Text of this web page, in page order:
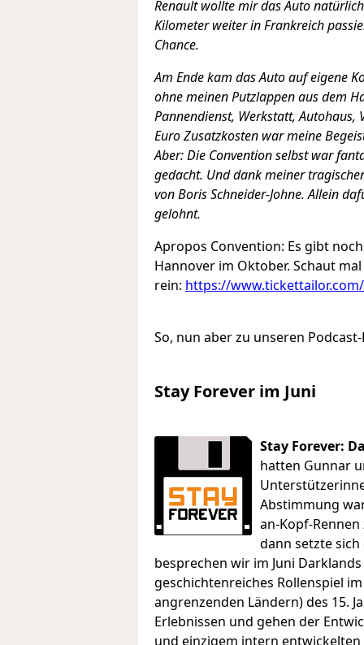
Renault wollte mir das Auto
Kilometer weiter in Frankreich
Chance.
Am Ende kam das Auto auf eigene
ohne meinen Putzlappen aus dem
Pannendienst, Werkstatt,
Euro Zusatzkosten war meine
Aber: Die Convention selbst war
gedacht. Und dank meiner
von Boris Schneider-Johne. Allein
gelohnt.
Apropos Convention: Es gibt
Hannover im Oktober. Schaut mal
rein: https://
So, nun aber zu unseren
Stay Forever im Juni
Stay Forever:
hatten Gunnar
Abstimmung
an-Kopf-
dann setzte
besprechen wir im Juni
geschichtenreiches Rollenspiel
angrenzenden Ländern) des 15.
Erlebnissen und gehen der
und einzigem intern entwickelten